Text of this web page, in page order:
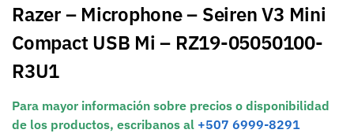
Razer – Microphone – Seiren V3 Mini
Compact USB Mi – RZ19-05050100-
R3U1
Para mayor información sobre precios o disponibilidad
de los productos, escribanos al +507 6999-8291